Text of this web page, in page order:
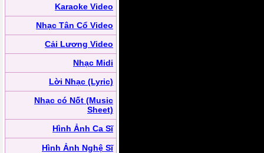
Karaoke Video
Nhạc Tân Cổ Video
Cải Lương Video
Nhạc Midi
Lời Nhạc (Lyric)
Nhạc có Nốt (Music
Sheet)
Hình Ảnh Ca Sĩ
Hình Ảnh Nghệ Sĩ